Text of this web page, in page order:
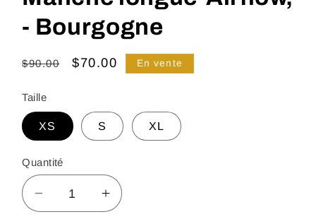
- Bourgogne
Prix
$90.00
Prix
$70.00 En vente
Taille
XS S XL
Quantité
Réduire
la
Augmenter
la